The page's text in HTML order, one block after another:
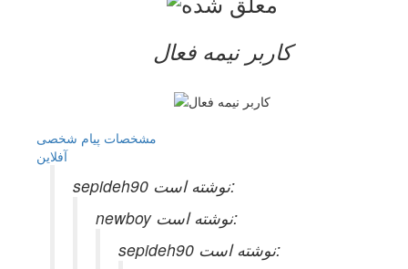
کاربر نيمه فعال
مشخصات پیام شخصی
آفلاين
sepideh90 نوشته است:
newboy نوشته است:
sepideh90 نوشته است: